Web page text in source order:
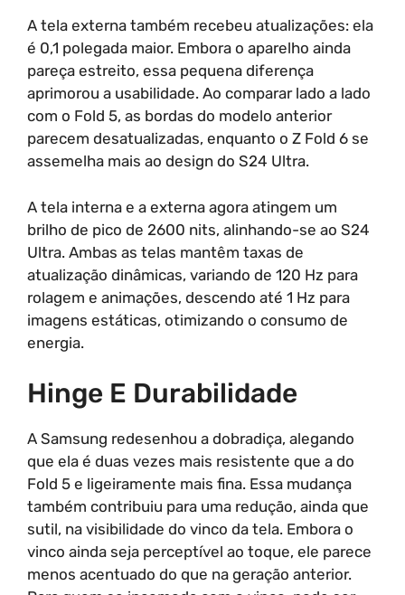
A tela externa também recebeu atualizações: ela
é 0,1 polegada maior. Embora o aparelho ainda
pareça estreito, essa pequena diferença
aprimorou a usabilidade. Ao comparar lado a lado
com o Fold 5, as bordas do modelo anterior
parecem desatualizadas, enquanto o Z Fold 6 se
assemelha mais ao design do S24 Ultra.
A tela interna e a externa agora atingem um
brilho de pico de 2600 nits, alinhando-se ao S24
Ultra. Ambas as telas mantêm taxas de
atualização dinâmicas, variando de 120 Hz para
rolagem e animações, descendo até 1 Hz para
imagens estáticas, otimizando o consumo de
energia.
Hinge E Durabilidade
A Samsung redesenhou a dobradiça, alegando
que ela é duas vezes mais resistente que a do
Fold 5 e ligeiramente mais fina. Essa mudança
também contribuiu para uma redução, ainda que
sutil, na visibilidade do vinco da tela. Embora o
vinco ainda seja perceptível ao toque, ele parece
menos acentuado do que na geração anterior.